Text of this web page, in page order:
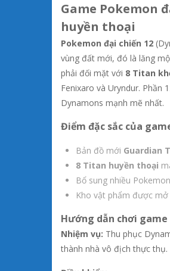
Game Pokemon
huyền thoại
Pokemon đại chiến 12
vùng đất mới, đó là lăng
phải đối mặt với 8 Titan
Fenixaro và Uryndur. Phần
Dynamons mạnh mẽ nhất.
Điểm đặc sắc của
Bản đồ mới Guardian
8 Titan huyền thoại
Bổ sung nhiều
Kho vật phẩm được
Hướng dẫn chơi game
Nhiệm vụ: Thu phục
thành nhà vô địch thực thụ.